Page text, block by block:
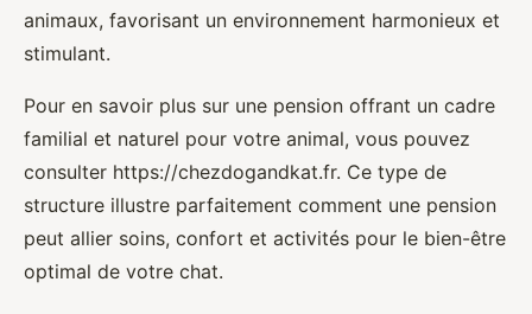
animaux, favorisant un environnement harmonieux et
stimulant.
Pour en savoir plus sur une pension offrant un cadre
familial et naturel pour votre animal, vous pouvez
consulter https://chezdogandkat.fr. Ce type de
structure illustre parfaitement comment une pension
peut allier soins, confort et activités pour le bien-être
optimal de votre chat.